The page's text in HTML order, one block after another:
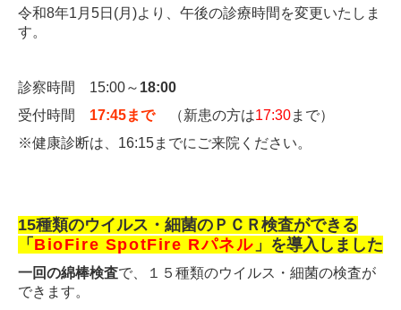
令和8年1月5日(月)より、午後の診療時間を変更いたしま
す。
診察時間 15:00～ 18:00
受付時間 17:45まで（新患の方は17:30まで）
※健康診断は、16:15までにご来院ください。
15種類のウイルス・細菌のＰＣＲ検査ができる
「 BioFire SpotFire Rパネル 」を導入しました
一回の綿棒検査で、１５種類のウイルス・細菌の検査が
できます。